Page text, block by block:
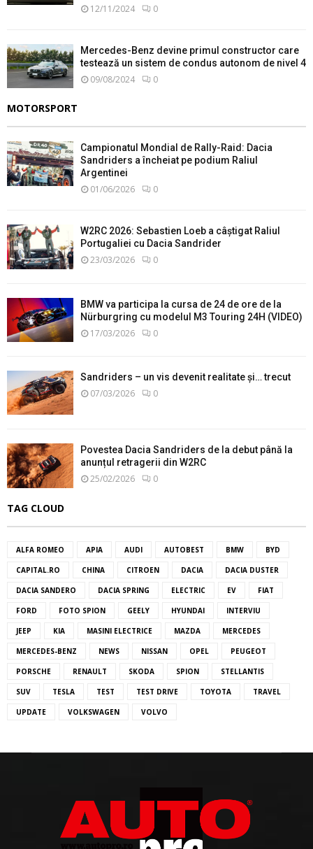
12/11/2024 0
Mercedes-Benz devine primul constructor care
testează un sistem de condus autonom de nivel 4
09/08/2024 0
MOTORSPORT
Campionatul Mondial de Rally-Raid: Dacia
Sandriders a încheiat pe podium Raliul
Argentinei
01/06/2026 0
W2RC 2026: Sebastien Loeb a câștigat Raliul
Portugaliei cu Dacia Sandrider
23/03/2026 0
BMW va participa la cursa de 24 de ore de la
Nürburgring cu modelul M3 Touring 24H (VIDEO)
17/03/2026 0
Sandriders – un vis devenit realitate și… trecut
07/03/2026 0
Povestea Dacia Sandriders de la debut până la
anunțul retragerii din W2RC
25/02/2026 0
TAG CLOUD
ALFA ROMEO APIA AUDI AUTOBEST BMW BYD
CAPITAL.RO CHINA CITROEN DACIA DACIA DUSTER
DACIA SANDERO DACIA SPRING ELECTRIC EV FIAT
FORD FOTO SPION GEELY HYUNDAI INTERVIU
JEEP KIA MASINI ELECTRICE MAZDA MERCEDES
MERCEDES-BENZ NEWS NISSAN OPEL PEUGEOT
PORSCHE RENAULT SKODA SPION STELLANTIS
SUV TESLA TEST TEST DRIVE TOYOTA TRAVEL
UPDATE VOLKSWAGEN VOLVO